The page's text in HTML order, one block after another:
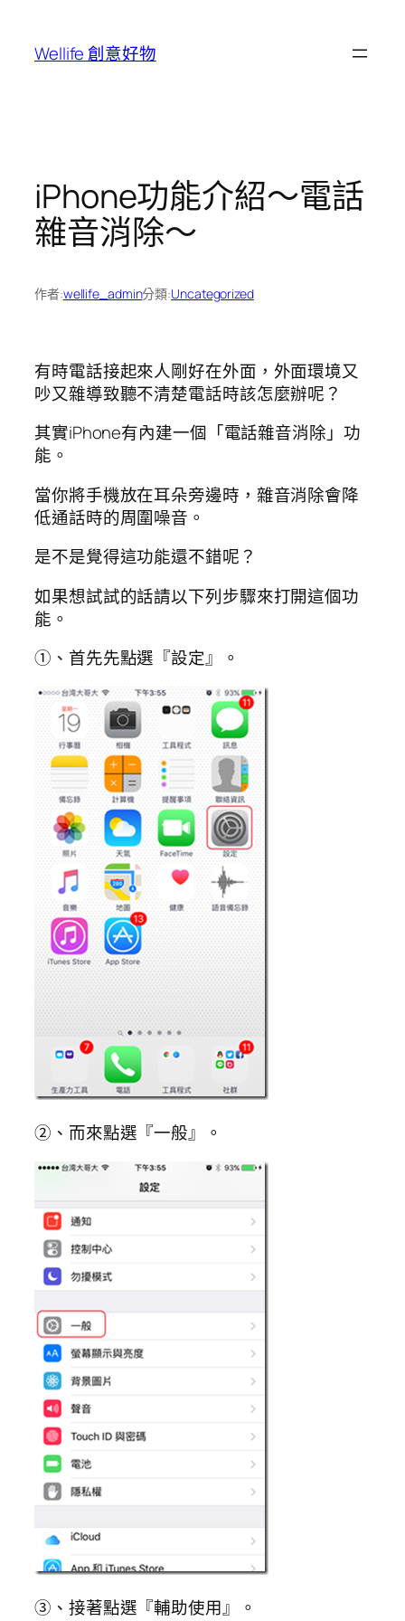
Wellife 創意好物
iPhone功能介紹～電話
雜音消除～
作者:wellife_admin分類:Uncategorized
有時電話接起來人剛好在外面，外面環境又
吵又雜導致聽不清楚電話時該怎麼辦呢？
其實iPhone有內建一個「電話雜音消除」功
能。
當你將手機放在耳朵旁邊時，雜音消除會降
低通話時的周圍噪音。
是不是覺得這功能還不錯呢？
如果想試試的話請以下列步驟來打開這個功
能。
①、首先先點選『設定』。
②、而來點選『一般』。
③、接著點選『輔助使用』。